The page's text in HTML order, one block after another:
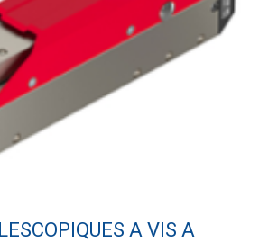
A VIS A